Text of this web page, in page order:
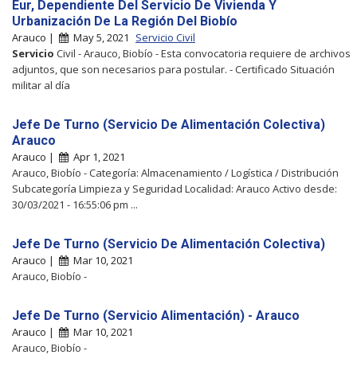
Eur, Dependiente Del Servicio De Vivienda Y
Urbanización De La Región Del Biobío
Arauco | May 5, 2021
Servicio Civil
Servicio Civil - Arauco, Biobío - Esta convocatoria requiere de archivos
adjuntos, que son necesarios para postular. - Certificado Situación
militar al día
Jefe De Turno (Servicio De Alimentación Colectiva)
Arauco
Arauco |
Apr 1, 2021
Arauco, Biobío - Categoría: Almacenamiento / Logística / Distribución
Subcategoría Limpieza y Seguridad Localidad: Arauco Activo desde:
30/03/2021 - 16:55:06 pm ...
Jefe De Turno (Servicio De Alimentación Colectiva)
Arauco |
Mar 10, 2021
Arauco, Biobío -
Jefe De Turno (Servicio Alimentación) - Arauco
Arauco |
Mar 10, 2021
Arauco, Biobío -